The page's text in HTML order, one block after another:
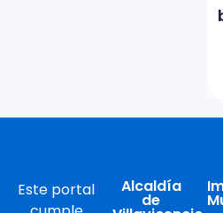
Este portal
Alcaldía
de